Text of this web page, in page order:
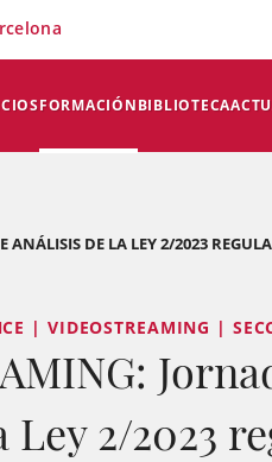
FORMACIÓNBIBLIOTECA
ANÁLISIS DE LA LEY 2/2023
| VIDEOSTREAMING |
Ley 2/2023